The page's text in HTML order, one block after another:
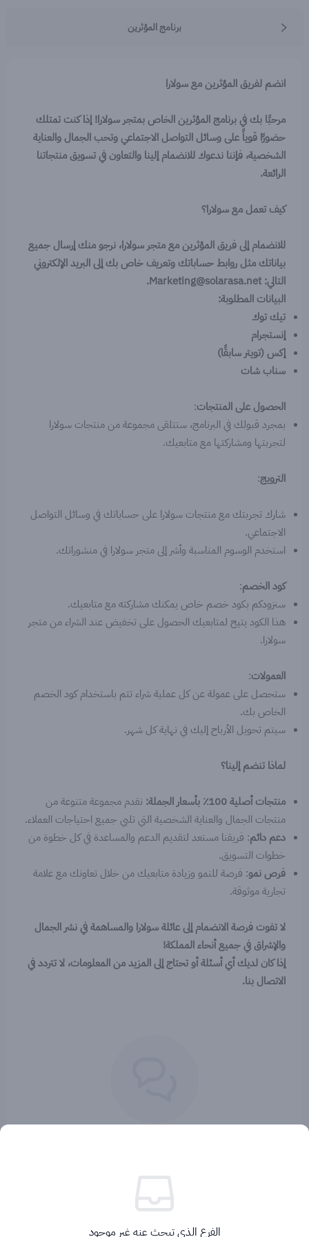
برنامج المؤثرين
انضم لفريق المؤثرين مع سولارا
مرحبًا بك في برنامج المؤثرين الخاص بمتجر سولارا! إذا كنت تمتلك
حضورًا قوياً على وسائل التواصل الاجتماعي وتحب الجمال والعناية
الشخصية، فإننا ندعوك للانضمام إلينا والتعاون في تسويق منتجاتنا
الرائعة.
كيف تعمل مع سولارا؟
للانضمام إلى فريق المؤثرين مع متجر سولارا، نرجو منك إرسال جميع
بياناتك مثل روابط حساباتك وتعريف خاص بك إلى البريد الإلكتروني
التالي: Marketing@solarasa.net.
البيانات المطلوبة:
تيك توك
إنستجرام
إكس (تويتر سابقًا)
سناب شات
الحصول على المنتجات:
بمجرد قبولك في البرنامج، ستتلقى مجموعة من منتجات سولارا
لتجربتها ومشاركتها مع متابعيك.
الترويج:
شارك تجربتك مع منتجات سولارا على حساباتك في وسائل التواصل
الاجتماعي.
استخدم الوسوم المناسبة وأشر إلى متجر سولارا في منشوراتك.
كود الخصم:
سنزودكم بكود خصم خاص يمكنك مشاركته مع متابعيك.
هذا الكود يتيح لمتابعيك الحصول على تخفيض عند الشراء من متجر
سولارا.
العمولات:
ستحصل على عمولة عن كل عملية شراء تتم باستخدام كود الخصم
الخاص بك.
سيتم تحويل الأرباح إليك في نهاية كل شهر.
لماذا تنضم إلينا؟
منتجات أصلية 100٪ بأسعار الجملة:
نقدم مجموعة متنوعة من
منتجات الجمال والعناية الشخصية التي تلبي جميع احتياجات العملاء.
دعم دائم: فريقنا مستعد لتقديم الدعم والمساعدة في كل خطوة من
خطوات التسويق.
فرص نمو: فرصة للنمو وزيادة متابعيك من خلال تعاونك مع علامة
تجارية موثوقة.
لا تفوت فرصة الانضمام إلى عائلة سولارا والمساهمة في نشر الجمال
والإشراق في جميع أنحاء المملكة!
إذا كان لديك أي أسئلة أو تحتاج إلى المزيد من المعلومات، لا تتردد في
الاتصال بنا.
الفرع الذي تبحث عنه غير موجود